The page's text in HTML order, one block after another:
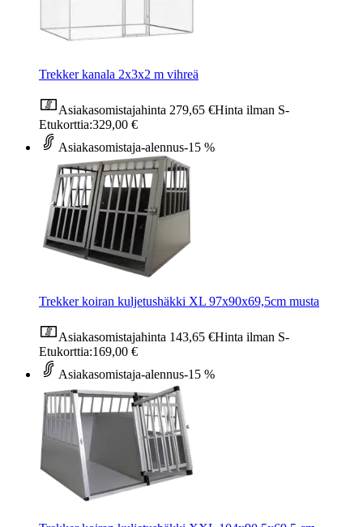
Trekker kanala 2x3x2 m vihreä
Asiakasomistajahinta 279,65 €Hinta ilman S-
Etukorttia:329,00 €
Asiakasomistaja-alennus-15 %
Trekker koiran kuljetushäkki XL 97x90x69,5cm musta
Asiakasomistajahinta 143,65 €Hinta ilman S-
Etukorttia:169,00 €
Asiakasomistaja-alennus-15 %